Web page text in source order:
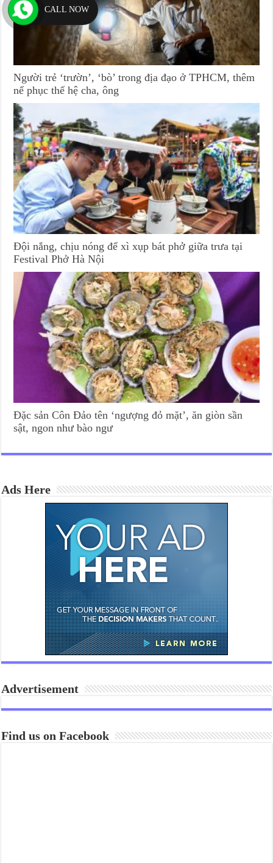
Người trẻ ‘trườn’, ‘bò’ trong địa đạo ở TPHCM, thêm
nể phục thế hệ cha, ông
Đội nắng, chịu nóng để xì xụp bát phở giữa trưa tại
Festival Phở Hà Nội
Đặc sản Côn Đảo tên ‘ngượng đỏ mặt’, ăn giòn sần
sật, ngon như bào ngư
Ads Here
Advertisement
Find us on Facebook
CALL NOW